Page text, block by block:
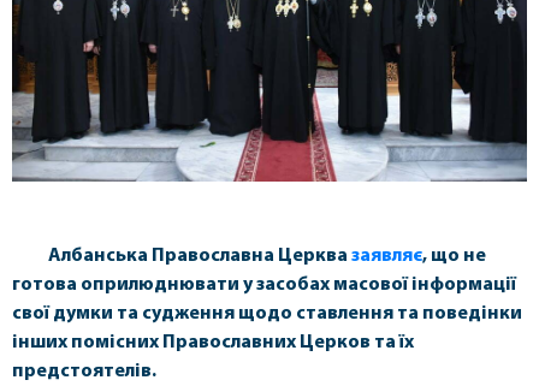
Албанська Православна Церква заявляє, що не
готова оприлюднювати у засобах масової інформації
свої думки та судження щодо ставлення та поведінки
інших помісних Православних Церков та їх
предстоятелів.